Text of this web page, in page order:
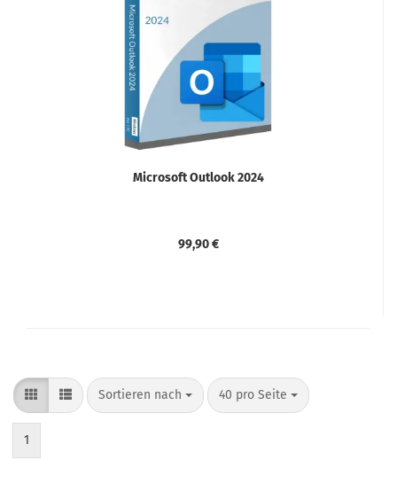
Microsoft Outlook 2024
99,90 €
Sortieren nach
Sortieren nach 40 pro Seite
pro Seite
1